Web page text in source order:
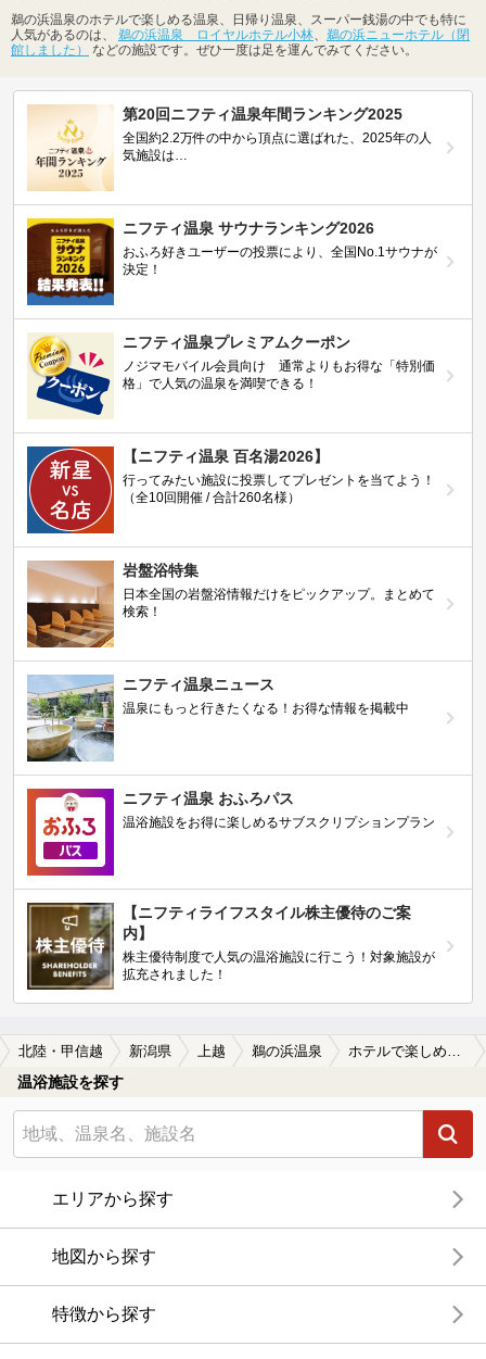
鵜の浜温泉のホテルで楽しめる温泉、日帰り温泉、スーパー銭湯の中でも特に
人気があるのは、 鵜の浜温泉 ロイヤルホテル小林、 鵜の浜ニューホテル（閉
館しました）
などの施設です。ぜひ一度は足を運んでみてください。
第20回ニフティ温泉年間ランキング2025
全国約2.2万件の中から頂点に選ばれた、2025年の人
気施設は…
ニフティ温泉 サウナランキング2026
おふろ好きユーザーの投票により、全国No.1サウナが
決定！
ニフティ温泉プレミアムクーポン
ノジマモバイル会員向け 通常よりもお得な「特別価
格」で人気の温泉を満喫できる！
【ニフティ温泉 百名湯2026】
行ってみたい施設に投票してプレゼントを当てよう！
（全10回開催 / 合計260名様）
岩盤浴特集
日本全国の岩盤浴情報だけをピックアップ。まとめて
検索！
ニフティ温泉ニュース
温泉にもっと行きたくなる！お得な情報を掲載中
ニフティ温泉 おふろパス
温浴施設をお得に楽しめるサブスクリプションプラン
【ニフティライフスタイル株主優待のご案
内】
株主優待制度で人気の温浴施設に行こう！対象施設が
拡充されました！
北陸・甲信越 新潟県 上越 鵜の浜温泉 ホテルで楽しめる鵜の浜温泉の温泉、日帰り温泉、スーパー銭湯おすすめ
温浴施設を探す
エリアから探す
地図から探す
特徴から探す